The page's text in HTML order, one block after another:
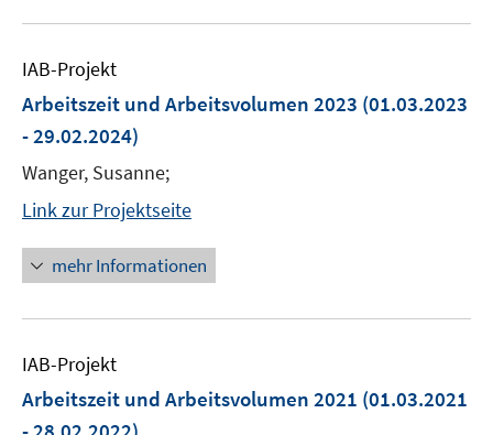
IAB-Projekt
Arbeitszeit und Arbeitsvolumen 2023 (01.03.2023
- 29.02.2024)
Wanger, Susanne;
Link zur Projektseite
mehr Informationen
IAB-Projekt
Arbeitszeit und Arbeitsvolumen 2021 (01.03.2021